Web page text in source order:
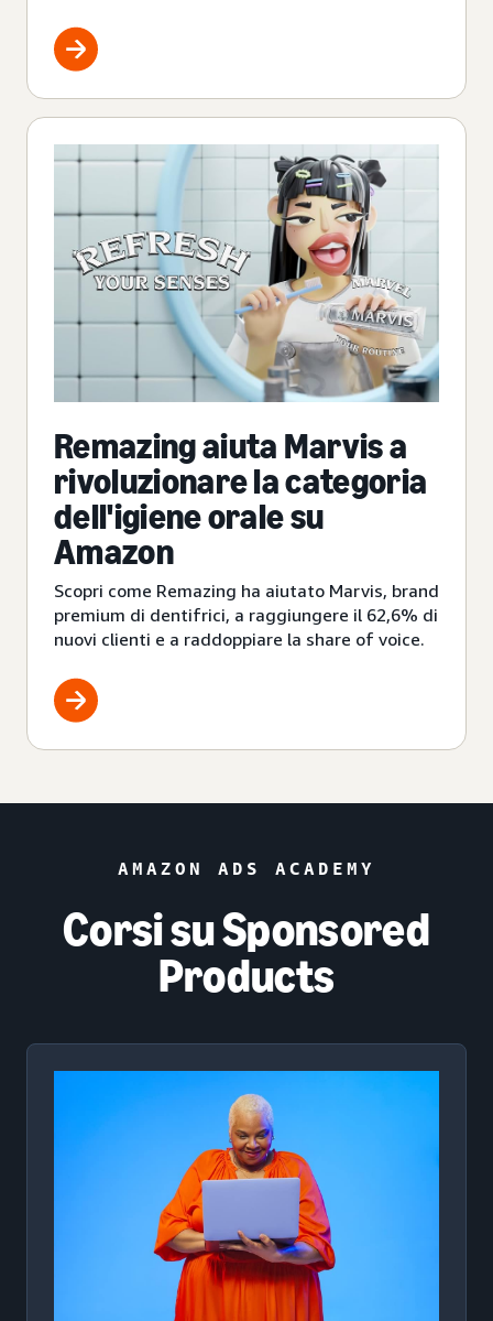
Remazing aiuta Marvis a
rivoluzionare la categoria
dell'igiene orale su
Amazon
Scopri come Remazing ha aiutato Marvis, brand
premium di dentifrici, a raggiungere il 62,6% di
nuovi clienti e a raddoppiare la share of voice.
AMAZON ADS ACADEMY
Corsi su Sponsored
Products